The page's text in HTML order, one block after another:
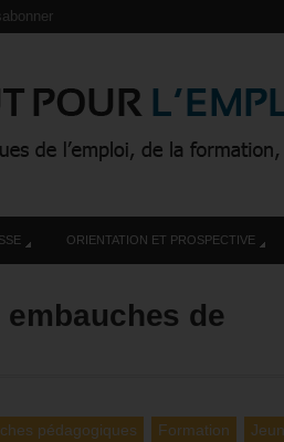
ORIENTATION ET PROSPECTIVE
de
pédagogiques Formation